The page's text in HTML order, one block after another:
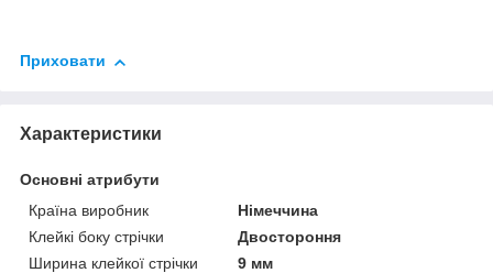
Приховати
Характеристики
Основні атрибути
Країна виробник
Німеччина
Клейкі боку стрічки
Двостороння
Ширина клейкої стрічки
9 мм